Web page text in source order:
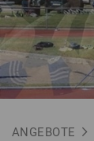
ANGEBOTE